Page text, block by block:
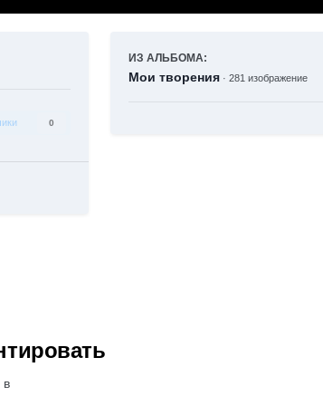
0
ИЗ АЛЬБОМА:
Мои творения · 281 изображение
в